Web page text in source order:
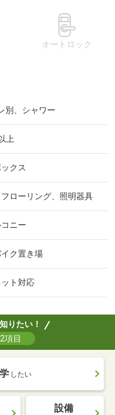
オートロック
別、シャワー
上
クス
ローリング、照明器具
ニー
ク置き場
ト対応
りたい！
項目
したい
設備